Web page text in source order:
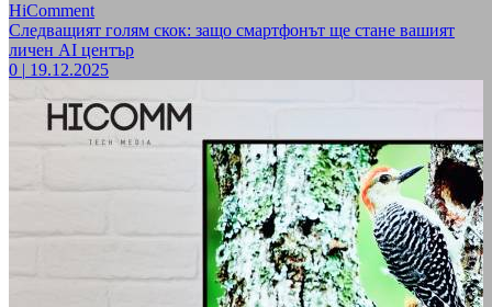
HiComment
Следващият голям скок: защо смартфонът ще стане вашият
личен AI център
0 | 19.12.2025